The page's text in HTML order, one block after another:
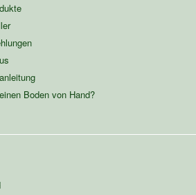
Boden von Hand?